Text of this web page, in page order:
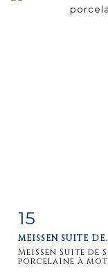
15
MEISSEN SUITE
Meissen Suite de
porcelaine à